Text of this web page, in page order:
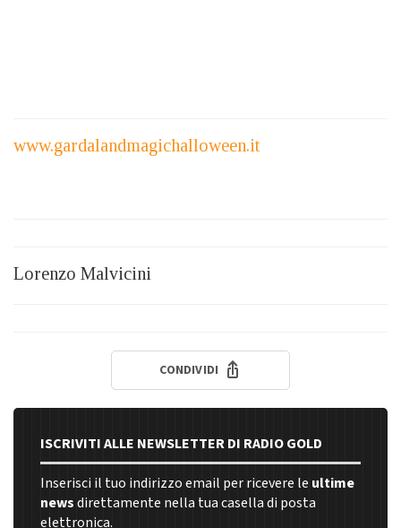
www.gardalandmagichalloween.it
Lorenzo Malvicini
CONDIVIDI
ISCRIVITI ALLE NEWSLETTER DI RADIO GOLD
Inserisci il tuo indirizzo email per ricevere le ultime
newsdirettamente nella tua casella di posta
elettronica.